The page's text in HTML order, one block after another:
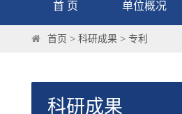
首 页 单位概况
首页 > 科研成果 > 专利
科研成果